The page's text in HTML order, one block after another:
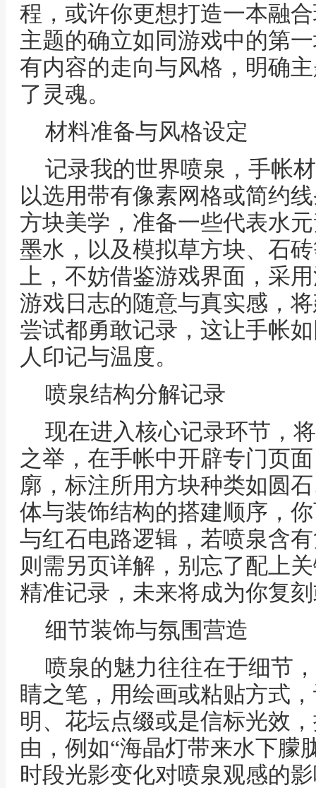
程，或许你更想打造一本融
主题的确立如同游戏中的第
有内容的走向与风格，明确
了灵魂。
材料准备与风格设定
记录我的世界喷泉，手帐
以选用带有像素网格或简约
方块美学，准备一些代表水
墨水，以及模拟草方块、石
上，不妨借鉴游戏界面，采
游戏日志的随意与真实感，
尝试都勇敢记录，这让手帐
人印记与温度。
喷泉结构分解记录
现在进入核心记录环节，
之举，在手帐中开辟专门页
廓，标注所用方块种类如圆
体与装饰结构的搭建顺序，
与红石电路逻辑，若喷泉含
则需另页详解，别忘了配上
精准记录，未来将成为你复
细节装饰与氛围营造
喷泉的魅力往往在于细节
睛之笔，用绘画或粘贴方式
明、花坛点缀或是信标光效
由，例如“海晶灯带来水下朦
时段光影变化对喷泉观感的